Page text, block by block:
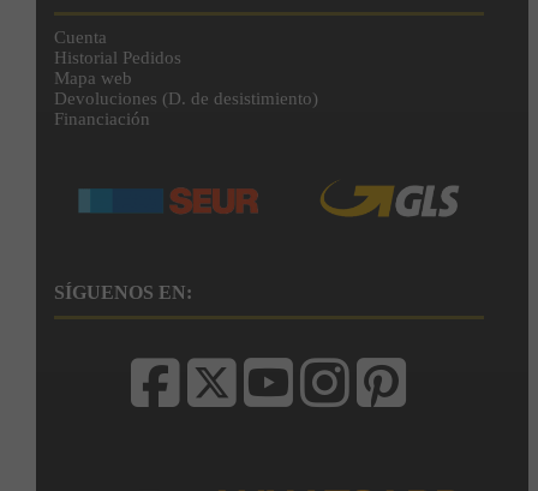
Cuenta
Historial Pedidos
Mapa web
Devoluciones (D. de desistimiento)
Financiación
SÍGUENOS EN: